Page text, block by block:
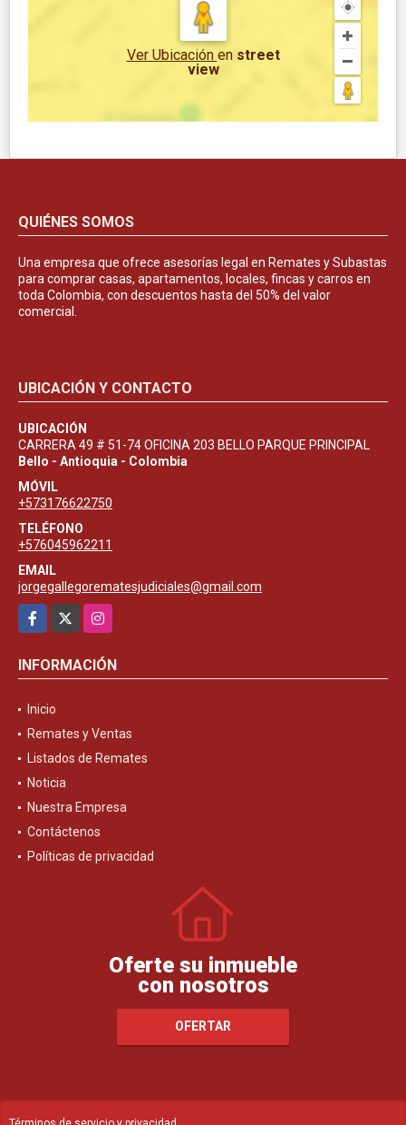
Ver Ubicación en street
view
QUIÉNES SOMOS
Una empresa que ofrece asesorías legal en Remates y Subastas
para comprar casas, apartamentos, locales, fincas y carros en
toda Colombia, con descuentos hasta del 50% del valor
comercial.
UBICACIÓN Y CONTACTO
UBICACIÓN
CARRERA 49 # 51-74 OFICINA 203 BELLO PARQUE PRINCIPAL
Bello - Antioquia - Colombia
MÓVIL
+573176622750
TELÉFONO
+576045962211
EMAIL
jorgegallegorematesjudiciales@gmail.com
Facebook
Instagram
INFORMACIÓN
Inicio
Remates y Ventas
Listados de Remates
Noticia
Nuestra Empresa
Contáctenos
Políticas de privacidad
Oferte su inmueble
con nosotros
OFERTAR